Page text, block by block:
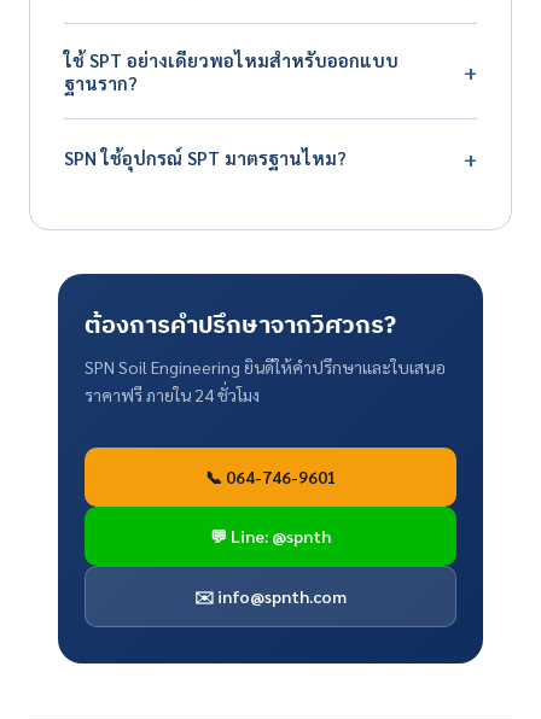
Automatic Hammer (ทันสมัย) 90%+ บริษัทควรรายงานค่า
ER ของอุปกรณ์ที่ใช้
กำหนดเกณฑ์หยุดตอก เช่น ตอกครบ 50 ครั้งในช่วงจม 15
ซม. ช่วงใดช่วงหนึ่ง หรือตอกรวมครบ 100 ครั้ง หรือตอกต่อ
เนื่อง 10 ครั้งแล้ว Sampler ไม่จมลงเลย มักหมายถึงชั้นทราย
แน่นมาก หินผุ หรือ Local Boulder ต้องบันทึกใน Boring
ใช้ SPT อย่างเดียวพอไหมสำหรับออกแบบ
ฐานราก?
+
ชั้น) ใช้ SPT พร้อม Lab Test พื้นฐานพอ สำหรับโครงการ
SPN ใช้อุปกรณ์ SPT มาตรฐานไหม? +
Efficiency ตามมาตรฐาน ASTM D1586 ทีมงานได้รับการฝึก
เสนอราคา
ต้องการคำปรึกษาจากวิศวกร?
SPN Soil Engineering ยินดีให้คำปรึกษาและใบเสนอ
ราคาฟรี ภายใน 24 ชั่วโมง
📞 064-746-9601
💬 Line: @spnth
✉️ info@spnth.com